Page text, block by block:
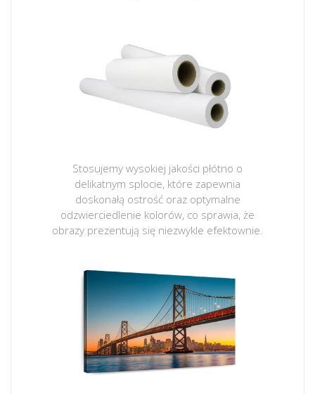
Stosujemy wysokiej jakości płótno o
delikatnym splocie, które zapewnia
doskonałą ostrość oraz optymalne
odzwierciedlenie kolorów, co sprawia, że
obrazy prezentują się niezwykle efektownie.